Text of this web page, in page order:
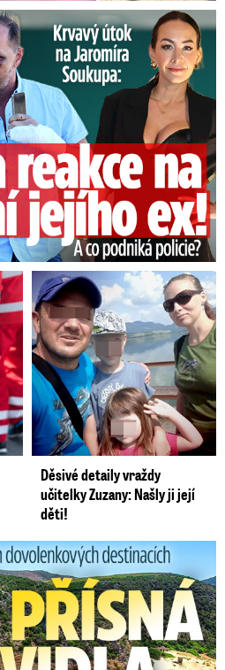
Agáty na zmlácení jejího ex
Děsivé detaily vraždy
učitelky Zuzany: Našly ji její
děti!
Restrikce proti naháčům!